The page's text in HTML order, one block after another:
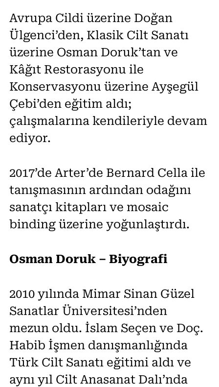
Avrupa Cildi üzerine Doğan
Ülgenci’den, Klasik Cilt Sanatı
üzerine Osman Doruk’tan ve
Kâğıt Restorasyonu ile
Konservasyonu üzerine Ayşegül
Çebi’den eğitim aldı;
çalışmalarına kendileriyle devam
ediyor.
2017’de Arter’de Bernard Cella ile
tanışmasının ardından odağını
sanatçı kitapları ve mosaic
binding üzerine yoğunlaştırdı.
Osman Doruk – Biyografi
2010 yılında Mimar Sinan Güzel
Sanatlar Üniversitesi’nden
mezun oldu. İslam Seçen ve Doç.
Habib İşmen danışmanlığında
Türk Cilt Sanatı eğitimi aldı ve
aynı yıl Cilt Anasanat Dalı’nda